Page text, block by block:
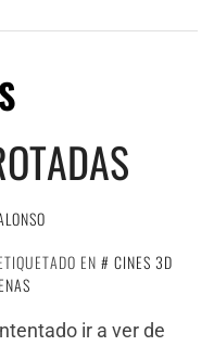
EN
CINES 3D
ir a ver de